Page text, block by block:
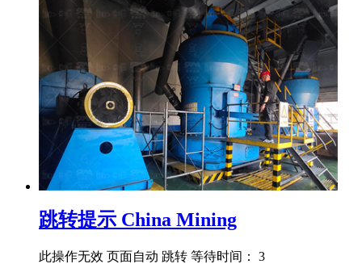
跳转提示 China Mining
此操作无效 页面自动 跳转 等待时间： 3